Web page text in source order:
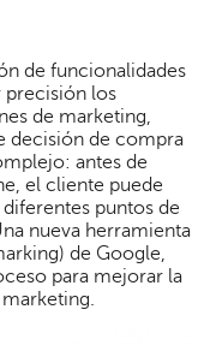
de funcionalidades
precisión los
de marketing,
decisión de compra
antes de
el cliente puede
puntos de
nueva herramienta
de Google,
para mejorar la